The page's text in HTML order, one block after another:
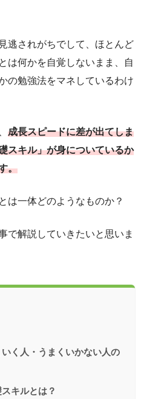
逃されがちでして、ほとんど
は何かを自覚しないまま、自
の勉強法をマネしているわけ
成長スピードに差が出てしま
スキル」が身についているか
。
は一体どのようなものか？
で解説していきたいと思いま
く人・うまくいかない人の
キルとは？